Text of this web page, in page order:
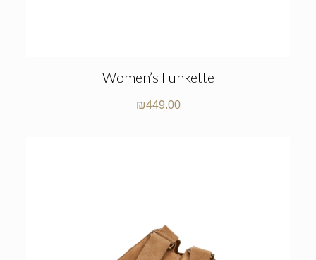
Women’s Funkette
₪449.00